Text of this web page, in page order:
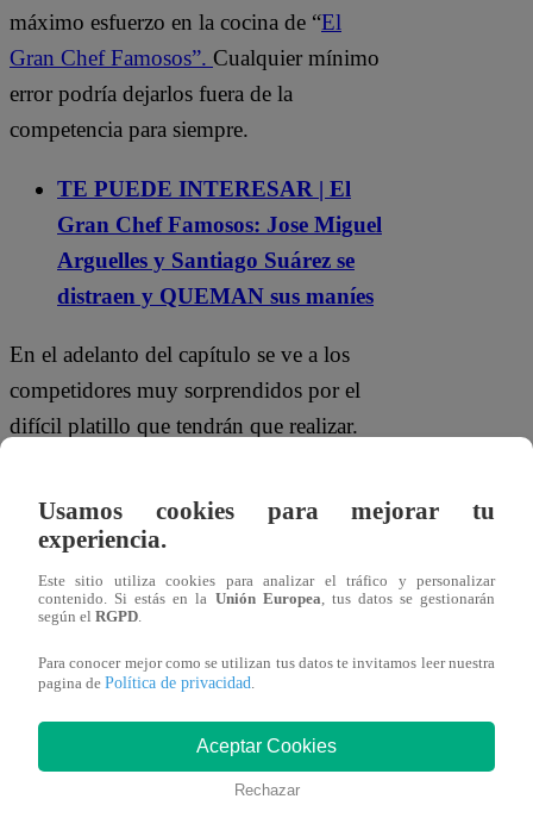
máximo esfuerzo en la cocina de “El
Gran Chef Famosos”. Cualquier mínimo
error podría dejarlos fuera de la
competencia para siempre.
TE PUEDE INTERESAR | El
Gran Chef Famosos: Jose Miguel
Arguelles y Santiago Suárez se
distraen y QUEMAN sus maníes
En el adelanto del capítulo se ve a los
competidores muy sorprendidos por el
difícil platillo que tendrán que realizar.
se percatan de que la proteína de la noche
incluyo tener que trozar pichón,
entre ellos.
Usamos cookies para mejorar tu
experiencia.
Este sitio utiliza cookies para analizar el tráfico y personalizar
contenido. Si estás en la Unión Europea , tus datos se gestionarán
según el RGPD
Para conocer mejor como se utilizan tus datos te invitamos leer nuestra
pagina de Política de privacidad
Aceptar Cookies
Rechazar